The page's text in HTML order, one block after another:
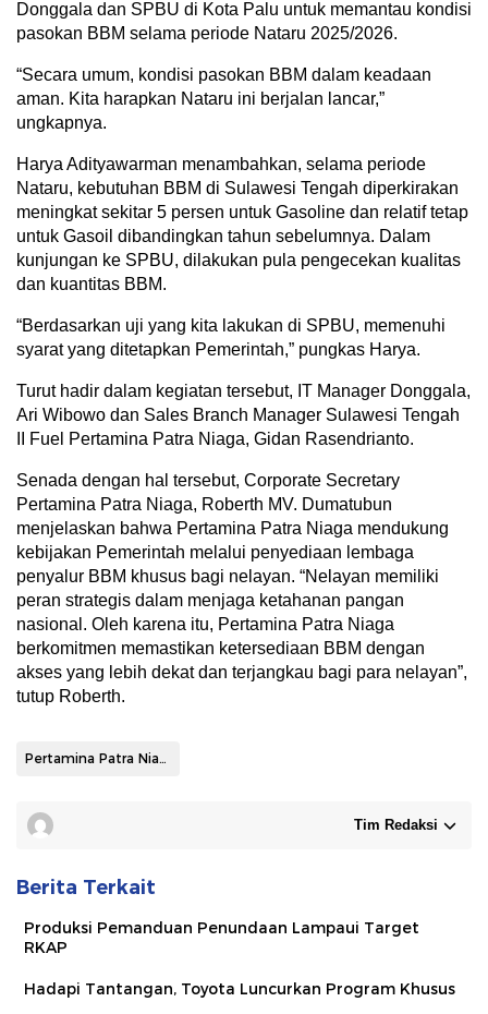
Donggala dan SPBU di Kota Palu untuk memantau kondisi
pasokan BBM selama periode Nataru 2025/2026.
“Secara umum, kondisi pasokan BBM dalam keadaan
aman. Kita harapkan Nataru ini berjalan lancar,”
ungkapnya.
Harya Adityawarman menambahkan, selama periode
Nataru, kebutuhan BBM di Sulawesi Tengah diperkirakan
meningkat sekitar 5 persen untuk Gasoline dan relatif tetap
untuk Gasoil dibandingkan tahun sebelumnya. Dalam
kunjungan ke SPBU, dilakukan pula pengecekan kualitas
dan kuantitas BBM.
“Berdasarkan uji yang kita lakukan di SPBU, memenuhi
syarat yang ditetapkan Pemerintah,” pungkas Harya.
Turut hadir dalam kegiatan tersebut, IT Manager Donggala,
Ari Wibowo dan Sales Branch Manager Sulawesi Tengah
II Fuel Pertamina Patra Niaga, Gidan Rasendrianto.
Senada dengan hal tersebut, Corporate Secretary
Pertamina Patra Niaga, Roberth MV. Dumatubun
menjelaskan bahwa Pertamina Patra Niaga mendukung
kebijakan Pemerintah melalui penyediaan lembaga
penyalur BBM khusus bagi nelayan. “Nelayan memiliki
peran strategis dalam menjaga ketahanan pangan
nasional. Oleh karena itu, Pertamina Patra Niaga
berkomitmen memastikan ketersediaan BBM dengan
akses yang lebih dekat dan terjangkau bagi para nelayan”,
tutup Roberth.
Pertamina Patra Niaga
Tim Redaksi
Berita Terkait
Produksi Pemanduan Penundaan Lampaui Target
RKAP
Hadapi Tantangan, Toyota Luncurkan Program Khusus